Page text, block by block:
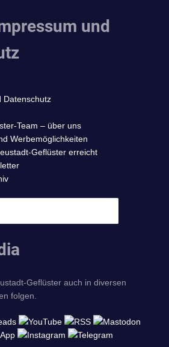
und
Datenschutz
Team – über uns
Werbemöglichkeiten
Geflüster erreicht
Geflüster auch in diversen
folgen.